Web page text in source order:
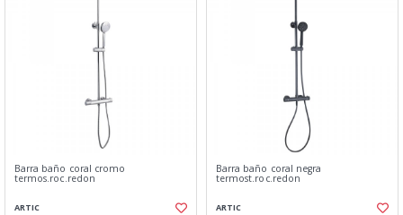
Barra baño coral cromo
termos.roc.redon
ARTIC
Barra baño coral negra
termost.roc.redon
ARTIC